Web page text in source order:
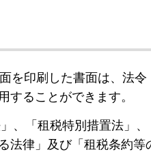
を印刷した書面は、法
することができます。
」、「租税特別措置法」
法律」及び「租税条約